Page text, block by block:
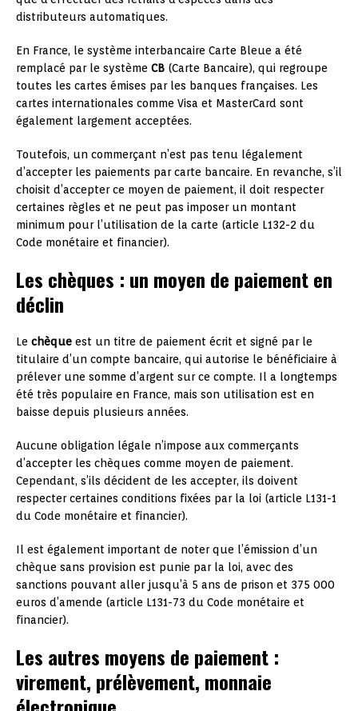
distributeurs automatiques.
En France, le système interbancaire Carte Bleue a été
remplacé par le système CB (Carte Bancaire), qui regroupe
toutes les cartes émises par les banques françaises. Les
cartes internationales comme Visa et MasterCard sont
également largement acceptées.
Toutefois, un commerçant n’est pas tenu légalement
d’accepter les paiements par carte bancaire. En revanche, s’il
choisit d’accepter ce moyen de paiement, il doit respecter
certaines règles et ne peut pas imposer un montant
minimum pour l’utilisation de la carte (article L132-2 du
Code monétaire et financier).
Les chèques : un moyen de paiement en
déclin
Le chèque est un titre de paiement écrit et signé par le
titulaire d’un compte bancaire, qui autorise le bénéficiaire à
prélever une somme d’argent sur ce compte. Il a longtemps
été très populaire en France, mais son utilisation est en
baisse depuis plusieurs années.
Aucune obligation légale n’impose aux commerçants
d’accepter les chèques comme moyen de paiement.
Cependant, s’ils décident de les accepter, ils doivent
respecter certaines conditions fixées par la loi (article L131-1
du Code monétaire et financier).
Il est également important de noter que l’émission d’un
chèque sans provision est punie par la loi, avec des
sanctions pouvant aller jusqu’à 5 ans de prison et 375 000
euros d’amende (article L131-73 du Code monétaire et
financier).
Les autres moyens de paiement :
virement, prélèvement, monnaie